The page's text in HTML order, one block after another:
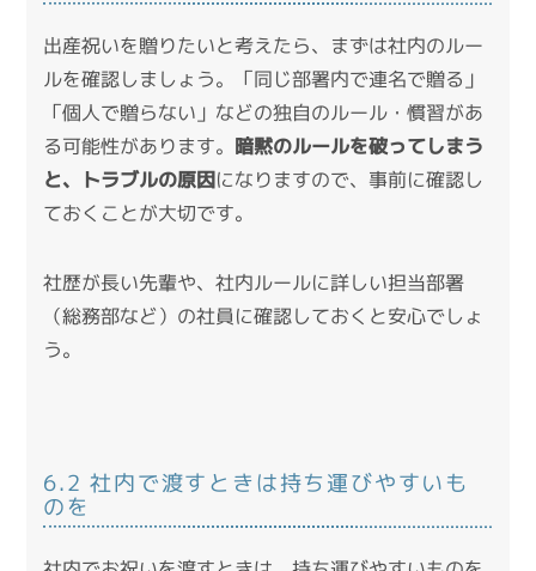
出産祝いを贈りたいと考えたら、まずは社内のルー
ルを確認しましょう。「同じ部署内で連名で贈る」
「個人で贈らない」などの独自のルール・慣習があ
る可能性があります。 暗黙のルールを破ってしまう
と、トラブルの原因になりますので、事前に確認し
ておくことが大切です。
社歴が長い先輩や、社内ルールに詳しい担当部署
（総務部など）の社員に確認しておくと安心でしょ
う。
6.2 社内で渡すときは持ち運びやすいも
のを